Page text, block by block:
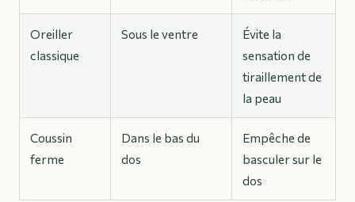
Oreiller
classique
Sous le ventre
Évite la
sensation de
tiraillement de
la peau
Coussin
ferme
Dans le bas du
dos
Empêche de
basculer sur le
dos